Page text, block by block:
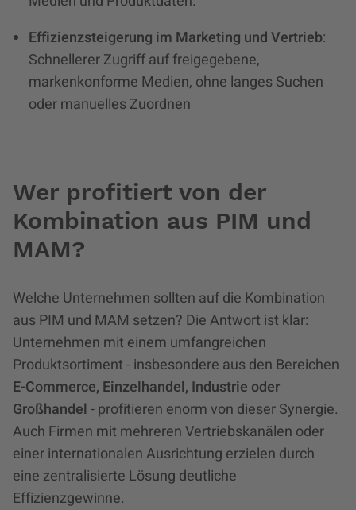
Effizienzsteigerung im Marketing und Vertrieb:
Schnellerer Zugriff auf freigegebene,
markenkonforme Medien, ohne langes Suchen
oder manuelles Zuordnen
Wer profitiert von der
Kombination aus PIM und
MAM?
Welche Unternehmen sollten auf die Kombination
aus PIM und MAM setzen? Die Antwort ist klar:
Unternehmen mit einem umfangreichen
Produktsortiment - insbesondere aus den Bereichen
E-Commerce, Einzelhandel, Industrie oder
Großhandel- profitieren enorm von dieser Synergie.
Auch Firmen mit mehreren Vertriebskanälen oder
einer internationalen Ausrichtung erzielen durch
eine zentralisierte Lösung deutliche
Effizienzgewinne.